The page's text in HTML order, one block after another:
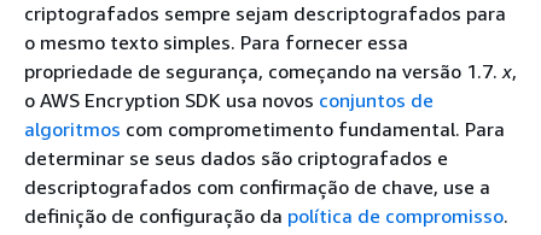
criptografados sempre sejam descriptografados para
o mesmo texto simples. Para fornecer essa
propriedade de segurança, começando na versão 1.7.x,
o AWS Encryption SDK usa novos conjuntos de
algoritmos com comprometimento fundamental. Para
determinar se seus dados são criptografados e
descriptografados com confirmação de chave, use a
definição de configuração da política de compromisso.